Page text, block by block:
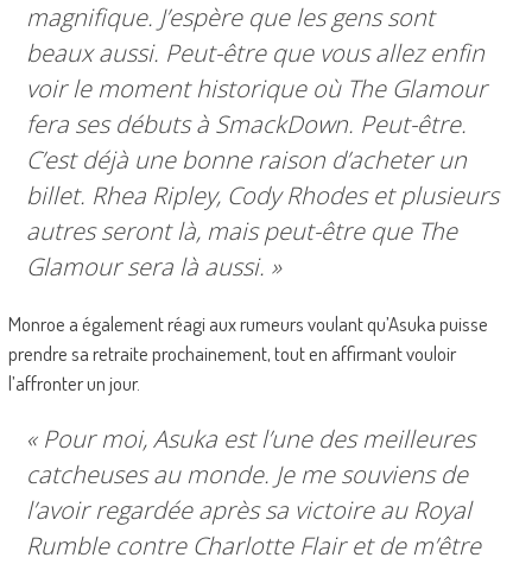
magnifique. J’espère que les gens sont
beaux aussi. Peut-être que vous allez enfin
voir le moment historique où The Glamour
fera ses débuts à SmackDown. Peut-être.
C’est déjà une bonne raison d’acheter un
billet. Rhea Ripley, Cody Rhodes et plusieurs
autres seront là, mais peut-être que The
Glamour sera là aussi. »
Monroe a également réagi aux rumeurs voulant qu’Asuka puisse
prendre sa retraite prochainement, tout en affirmant vouloir
l’affronter un jour.
« Pour moi, Asuka est l’une des meilleures
catcheuses au monde. Je me souviens de
l’avoir regardée après sa victoire au Royal
Rumble contre Charlotte Flair et de m’être